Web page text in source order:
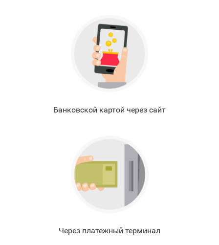
Банковской картой через сайт
Через платежный терминал